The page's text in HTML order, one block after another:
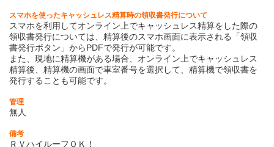
スマホを使ったキャッシュレス精算時の領収書発行について
スマホを利用してオンライン上でキャッシュレス精算をした際の
領収書発行については、精算後のスマホ画面に表示される「領収
書発行ボタン」からPDFで発行が可能です。
また、現地に精算機がある場合、オンライン上でキャッシュレス
精算後、精算機の画面で車室番号を選択して、精算機で領収書を
発行することも可能です。
管理
無人
備考
ＲＶハイルーフＯＫ！